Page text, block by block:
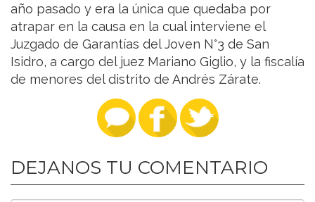
año pasado y era la única que quedaba por
atrapar en la causa en la cual interviene el
Juzgado de Garantías del Joven N°3 de San
Isidro, a cargo del juez Mariano Giglio, y la fiscalía
de menores del distrito de Andrés Zárate.
DEJANOS TU COMENTARIO